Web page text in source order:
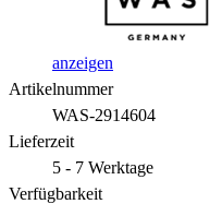
anzeigen
Artikelnummer
WAS-2914604
Lieferzeit
5 - 7 Werktage
Verfügbarkeit